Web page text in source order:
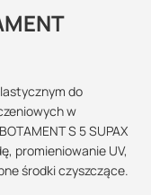
do
w
S 5 SUPAX
promieniowanie UV,
środki czyszczące.